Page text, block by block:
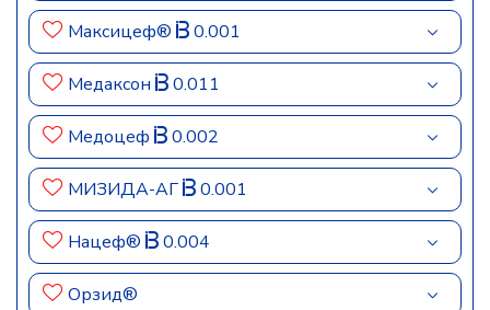
Максицеф® 0.001
Медаксон 0.011
Медоцеф 0.002
МИЗИДА-АГ 0.001
Нацеф® 0.004
Орзид®